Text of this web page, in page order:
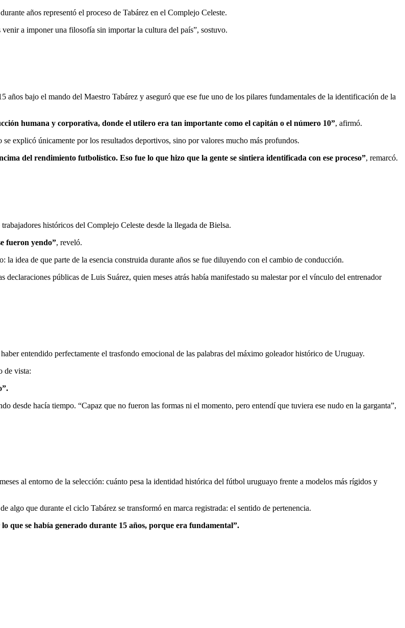
años representó el proceso de Tabárez en el Complejo Celeste.
a imponer una filosofía sin importar la cultura del país”, sostuvo.
años bajo el mando del Maestro Tabárez y aseguró que ese fue uno de los pilares fundamentales de la identificación de la
humana y corporativa, donde el utilero era tan importante como el capitán o el número 10”, afirmó.
explicó únicamente por los resultados deportivos, sino por valores mucho más profundos.
del rendimiento futbolístico. Eso fue lo que hizo que la gente se sintiera identificada con ese proceso”, remarcó.
históricos del Complejo Celeste desde la llegada de Bielsa.
fueron yendo”, reveló.
idea de que parte de la esencia construida durante años se fue diluyendo con el cambio de conducción.
públicas de Luis Suárez, quien meses atrás había manifestado su malestar por el vínculo del entrenador
entendido perfectamente el trasfondo emocional de las palabras del máximo goleador histórico de Uruguay.
de vista:
desde hacía tiempo. “Capaz que no fueron las formas ni el momento, pero entendí que tuviera ese nudo en la garganta”,
al entorno de la selección: cuánto pesa la identidad histórica del fútbol uruguayo frente a modelos más rígidos y
algo que durante el ciclo Tabárez se transformó en marca registrada: el sentido de pertenencia.
que se había generado durante 15 años, porque era fundamental”.